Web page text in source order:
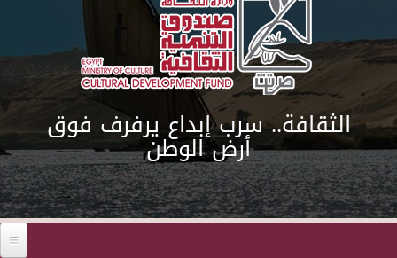
الثقافة.. سرب إبداع يرفرف فوق
أرض الوطن